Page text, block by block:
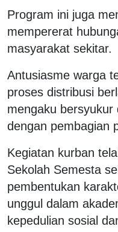
Program ini juga
mempererat
masyarakat sekitar.
Antusiasme warga
proses distribusi
mengaku
dengan pembagian
Kegiatan kurban
Sekolah Semesta
pembentukan
unggul dalam
kepedulian sosial